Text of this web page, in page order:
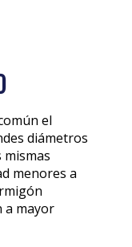
el
diámetros
mismas
menores a
a mayor